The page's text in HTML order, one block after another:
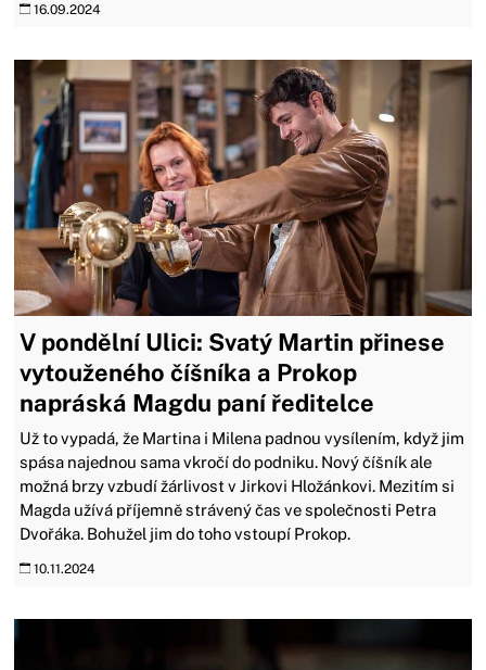
16.09.2024
V pondělní Ulici: Svatý Martin přinese
vytouženého číšníka a Prokop
napráská Magdu paní ředitelce
Už to vypadá, že Martina i Milena padnou vysílením, když jim
spása najednou sama vkročí do podniku. Nový číšník ale
možná brzy vzbudí žárlivost v Jirkovi Hložánkovi. Mezitím si
Magda užívá příjemně strávený čas ve společnosti Petra
Dvořáka. Bohužel jim do toho vstoupí Prokop.
10.11.2024